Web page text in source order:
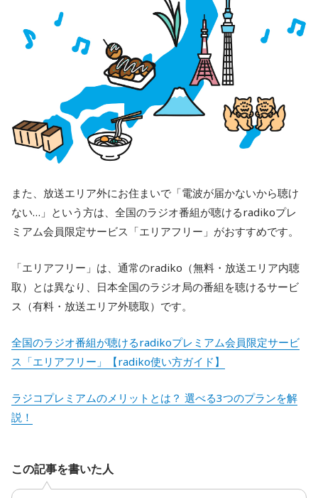
また、放送エリア外にお住まいで「電波が届かないから聴け
ない…」という方は、全国のラジオ番組が聴けるradikoプレ
ミアム会員限定サービス「エリアフリー」がおすすめです。
「エリアフリー」は、通常のradiko（無料・放送エリア内聴
取）とは異なり、日本全国のラジオ局の番組を聴けるサービ
ス（有料・放送エリア外聴取）です。
全国のラジオ番組が聴けるradikoプレミアム会員限定サービ
ス「エリアフリー」【radiko使い方ガイド】
ラジコプレミアムのメリットとは？ 選べる3つのプランを解
説！
この記事を書いた人